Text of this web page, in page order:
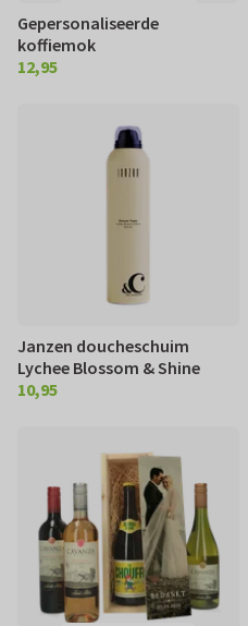
Gepersonaliseerde
koffiemok
€ 12,95
12,95
Janzen doucheschuim
Lychee Blossom & Shine
€ 10,95
10,95